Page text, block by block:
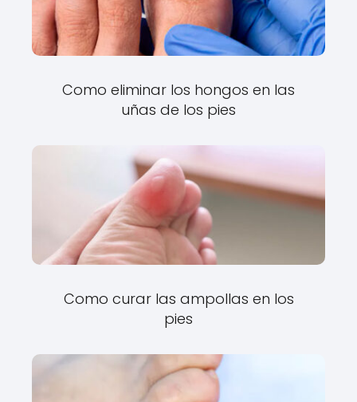
Como eliminar los hongos en las
uñas de los pies
Como curar las ampollas en los
pies